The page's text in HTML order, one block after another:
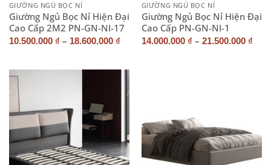
GIƯỜNG NGỦ BỌC NỈ
Giường Ngủ Bọc Nỉ Hiện Đại
Cao Cấp 2M2 PN-GN-NI-17
10.500.000 ₫ – 18.600.000 ₫
GIƯỜNG NGỦ BỌC NỈ
Giường Ngủ Bọc Nỉ Hiện Đại
Cao Cấp PN-GN-NI-1
14.000.000 ₫ – 21.500.000 ₫